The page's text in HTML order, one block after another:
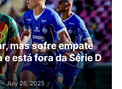
mas sofre empate
está fora da Série D
- July 26, 2025